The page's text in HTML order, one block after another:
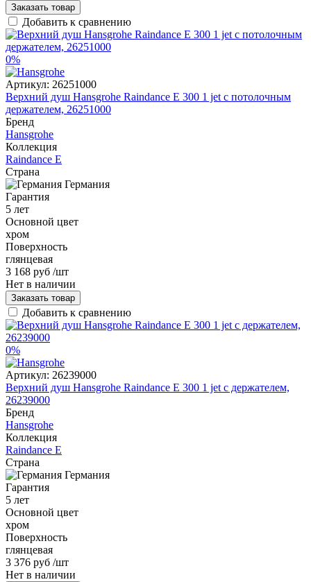
Заказать товар
Добавить к сравнению
0%
Артикул: 26251000
Верхний душ Hansgrohe Raindance Е 300 1 jet с потолочным
держателем, 26251000
Бренд
Hansgrohe
Коллекция
Raindance E
Страна
Германия
Гарантия
5 лет
Основной цвет
хром
Поверхность
глянцевая
3 168 руб /шт
Нет в наличии
Заказать товар
Добавить к сравнению
0%
Артикул: 26239000
Верхний душ Hansgrohe Raindance Е 300 1 jet с держателем,
26239000
Бренд
Hansgrohe
Коллекция
Raindance E
Страна
Германия
Гарантия
5 лет
Основной цвет
хром
Поверхность
глянцевая
3 376 руб /шт
Нет в наличии